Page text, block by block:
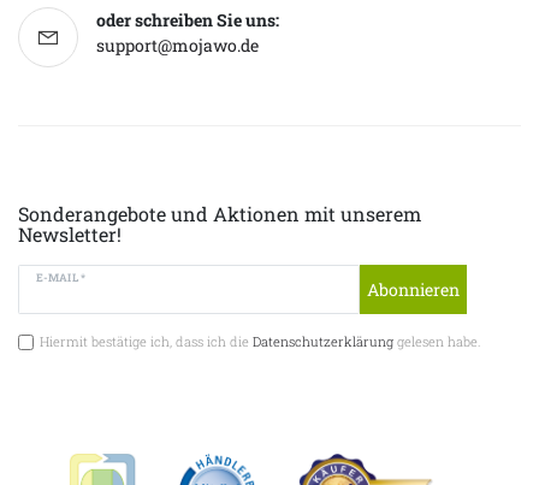
oder schreiben Sie uns:
support@mojawo.de
Sonderangebote und Aktionen mit unserem
Newsletter!
E-MAIL *
Abonnieren
Hiermit bestätige ich, dass ich die Datenschutzerklärunggelesen habe.